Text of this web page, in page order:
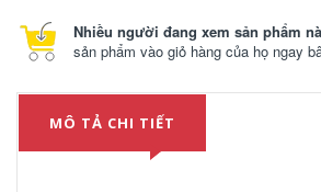
Nhiều người đang xem sản phẩm
sản phẩm vào giỏ hàng của họ ngay
MÔ TẢ CHI TIẾT